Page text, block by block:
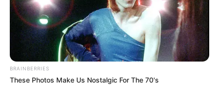
BRAINBERRIES
These Photos Make Us Nostalgic For The 70's